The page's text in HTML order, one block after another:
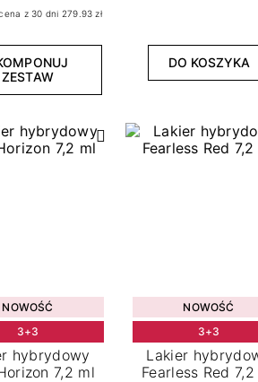
z 30 dni 279.93 zł
ZESTAW
DO KOSZYKA
NOWOŚĆ
3+3
hybrydowy
7,2 ml
NOWOŚĆ
3+3
Lakier
Fearless Red